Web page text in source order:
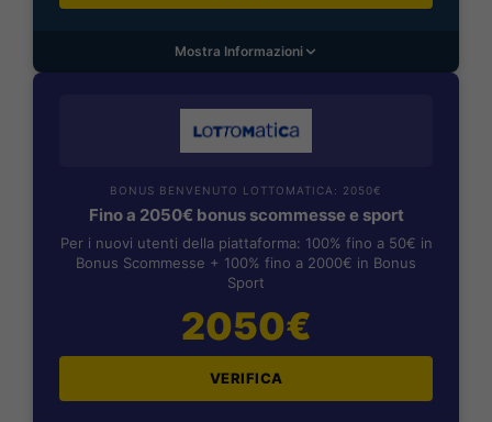
Mostra Informazioni
BONUS BENVENUTO LOTTOMATICA: 2050€
Fino a 2050€ bonus scommesse e sport
Per i nuovi utenti della piattaforma: 100% fino a 50€ in
Bonus Scommesse + 100% fino a 2000€ in Bonus
Sport
2050€
VERIFICA